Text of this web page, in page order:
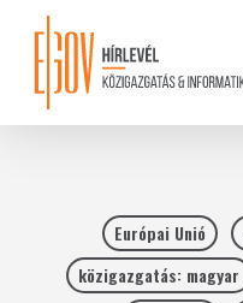
content
Európai Unió
közigazgatás: magyar